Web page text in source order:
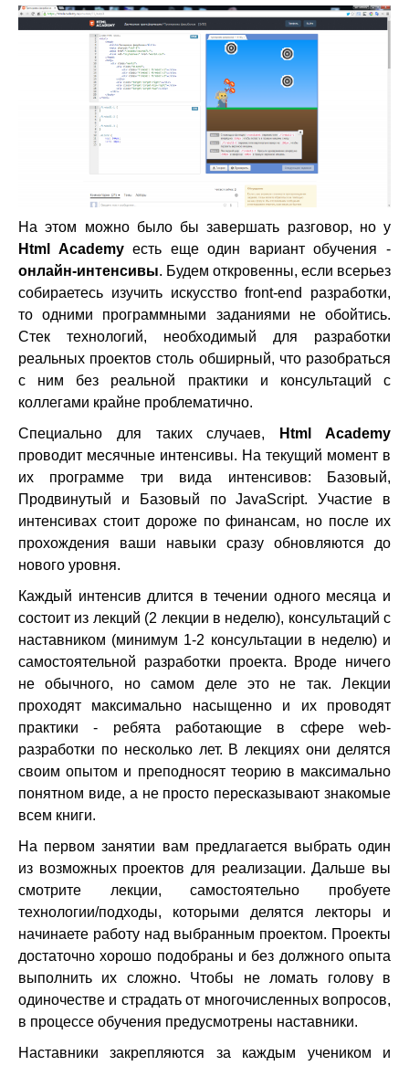
На этом можно было бы завершать разговор, но у
Html Academyесть еще один вариант обучения -
онлайн-интенсивы. Будем откровенны, если всерьез
собираетесь изучить искусство front-end разработки,
то одними программными заданиями не обойтись.
Стек технологий, необходимый для разработки
реальных проектов столь обширный, что разобраться
с ним без реальной практики и консультаций с
коллегами крайне проблематично.
Специально для таких случаев,
Html Academy
проводит месячные интенсивы. На текущий момент в
их программе три вида интенсивов: Базовый,
Продвинутый и Базовый по JavaScript. Участие в
интенсивах стоит дороже по финансам, но после их
прохождения ваши навыки сразу обновляются до
нового уровня.
Каждый интенсив длится в течении одного месяца и
состоит из лекций (2 лекции в неделю), консультаций с
наставником (минимум 1-2 консультации в неделю) и
самостоятельной разработки проекта. Вроде ничего
не обычного, но самом деле это не так. Лекции
проходят максимально насыщенно и их проводят
практики - ребята работающие в сфере web-
разработки по несколько лет. В лекциях они делятся
своим опытом и преподносят теорию в максимально
понятном виде, а не просто пересказывают знакомые
всем книги.
На первом занятии вам предлагается выбрать один
из возможных проектов для реализации. Дальше вы
смотрите лекции, самостоятельно пробуете
технологии/подходы, которыми делятся лекторы и
начинаете работу над выбранным проектом. Проекты
достаточно хорошо подобраны и без должного опыта
выполнить их сложно. Чтобы не ломать голову в
одиночестве и страдать от многочисленных вопросов,
в процессе обучения предусмотрены наставники.
Наставники закрепляются за каждым учеником и